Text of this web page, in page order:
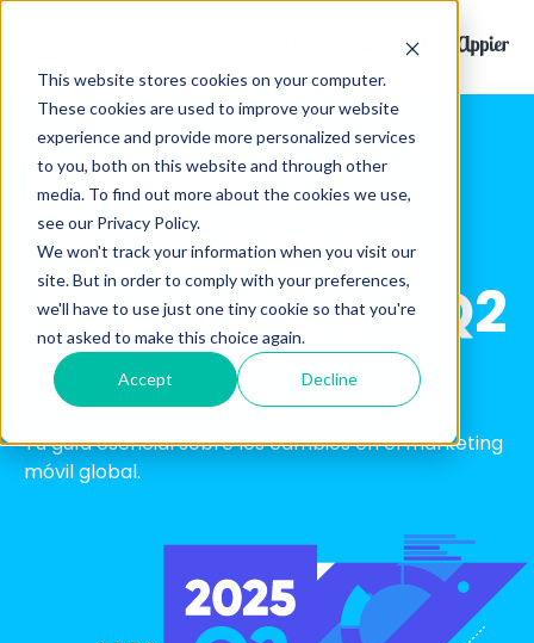
This website stores cookies on your computer.
These cookies are used to improve your website
experience and provide more personalized services
to you, both on this website and through other
media. To find out more about the cookies we use,
see our Privacy Policy.
We won't track your information when you visit our
site. But in order to comply with your preferences,
we'll have to use just one tiny cookie so that you're
not asked to make this choice again.
Accept Decline
Informe
Trimestral de
Tendencias – Q2
2025
Tu guía esencial sobre los cambios en el marketing
móvil global.